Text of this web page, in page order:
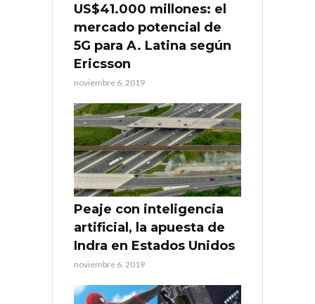
US$41.000 millones: el
mercado potencial de
5G para A. Latina según
Ericsson
noviembre 6, 2019
Peaje con inteligencia
artificial, la apuesta de
Indra en Estados Unidos
noviembre 6, 2019